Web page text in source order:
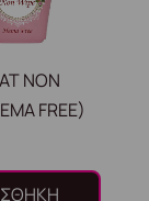
NON
FREE)